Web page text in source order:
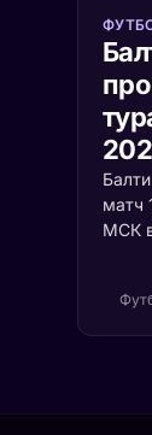
матч
МСК